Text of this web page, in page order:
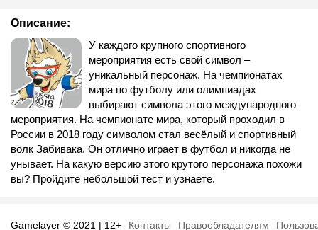
Описание:
У каждого крупного спортивного
мероприятия есть свой символ –
уникальный персонаж. На чемпионатах
мира по футболу или олимпиадах
выбирают символа этого международного
мероприятия. На чемпионате мира, который проходил в
России в 2018 году символом стал весёлый и спортивный
волк Забивака. Он отлично играет в футбол и никогда не
унывает. На какую версию этого крутого персонажа похожи
вы? Пройдите небольшой тест и узнаете.
Gamelayer © 2021 | 12+ Контакты Правообладателям